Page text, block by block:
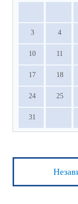
3 4
10 11
17 18
24 25
31